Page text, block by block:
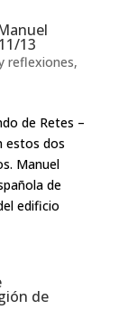
13
reflexiones,
de Retes –
estos dos
Manuel
de
edificio
de